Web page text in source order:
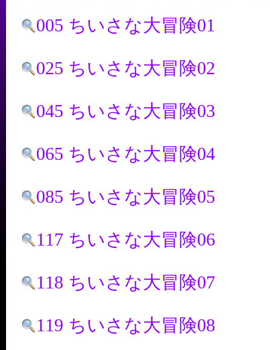
005 ちいさな大冒険01
025 ちいさな大冒険02
045 ちいさな大冒険03
065 ちいさな大冒険04
085 ちいさな大冒険05
117 ちいさな大冒険06
118 ちいさな大冒険07
119 ちいさな大冒険08